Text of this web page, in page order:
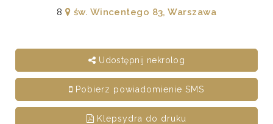
8
św. Wincentego 83, Warszawa
Udostępnij nekrolog
Pobierz powiadomienie SMS
Klepsydra do druku